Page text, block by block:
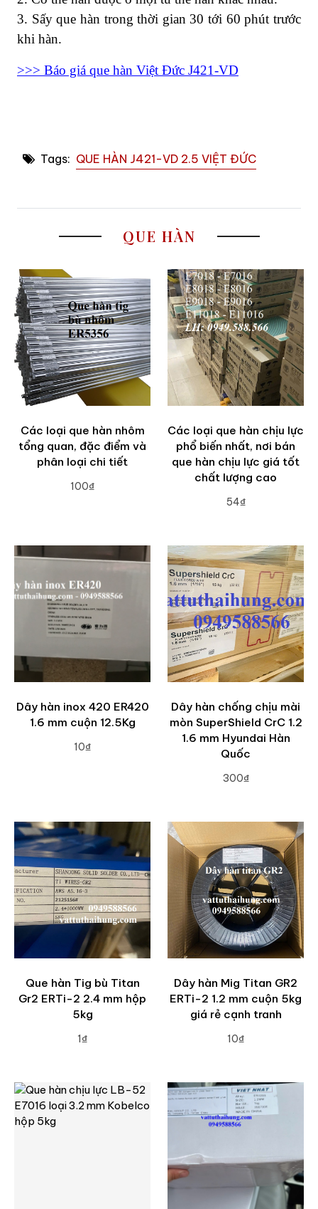
3. Sấy que hàn trong thời gian 30 tới 60 phút trước
khi hàn.
>>> Báo giá que hàn Việt Đức J421-VD
Tags: QUE HÀN J421-VD 2.5 VIỆT ĐỨC
QUE HÀN
Các loại que hàn nhôm
tổng quan, đặc điểm và
phân loại chi tiết
100₫
Các loại que hàn chịu lực
phổ biến nhất, nơi bán
que hàn chịu lực giá tốt
chất lượng cao
54₫
Dây hàn inox 420 ER420
1.6 mm cuộn 12.5Kg
10₫
Dây hàn chống chịu mài
mòn SuperShield CrC 1.2
1.6 mm Hyundai Hàn
Quốc
300₫
Que hàn Tig bù Titan
Gr2 ERTi-2 2.4 mm hộp
5kg
1₫
Dây hàn Mig Titan GR2
ERTi-2 1.2 mm cuộn 5kg
giá rẻ cạnh tranh
10₫